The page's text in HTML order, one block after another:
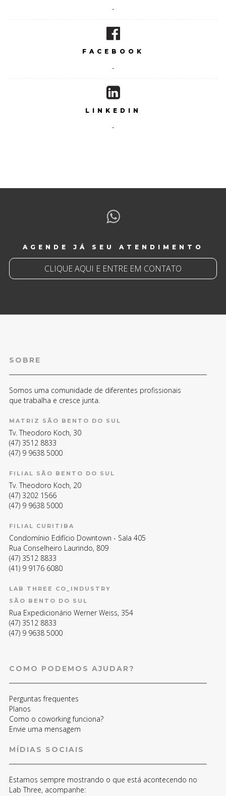
-
FACEBOOK
-
LINKEDIN
-
AGENDE JÁ SEU ATENDIMENTO
CLIQUE AQUI E ENTRE EM CONTATO
SOBRE
Somos uma comunidade de diferentes profissionais
que trabalha e cresce junta.
MATRIZ SÃO BENTO DO SUL
Tv. Theodoro Koch, 30
(47) 3512 8833
(47) 9 9638 5000
FILIAL SÃO BENTO DO SUL
Tv. Theodoro Koch, 20
(47) 3202 1566
(47) 9 9638 5000
FILIAL CURITIBA
Condomínio Edifício Downtown - Sala 405
Rua Conselheiro Laurindo, 809
(47) 3512 8833
(41) 9 9176 6080
LAB THREE CO_INDUSTRY
SÃO BENTO DO SUL
Rua Expedicionário Werner Weiss, 354
(47) 3512 8833
(47) 9 9638 5000
COMO PODEMOS AJUDAR?
Perguntas frequentes
Planos
Como o coworking funciona?
Envie uma mensagem
MÍDIAS SOCIAIS
Estamos sempre mostrando o que está acontecendo no
Lab Three, acompanhe: